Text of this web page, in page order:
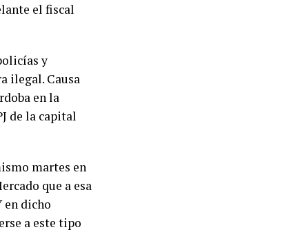
el fiscal
y
ilegal. Causa
en la
de la capital
martes en
que a esa
en dicho
a este tipo